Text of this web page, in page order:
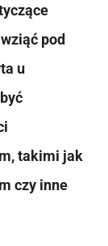
pod
u
takimi jak
czy inne